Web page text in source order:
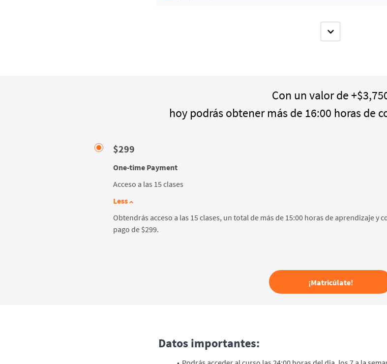
Con un valor de
hoy podrás obtener más de 16:00 horas de
$299
One-time Payment
Acceso a las 15 clases
Less
Obtendrás acceso a las 15 clases, un total de más de 15:00 horas de aprendizaje
pago de $299.
¡Matricúlate!
Datos importantes: